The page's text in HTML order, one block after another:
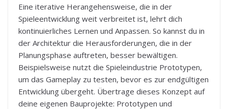
Eine iterative Herangehensweise, die in der
Spieleentwicklung weit verbreitet ist, lehrt dich
kontinuierliches Lernen und Anpassen. So kannst du in
der Architektur die Herausforderungen, die in der
Planungsphase auftreten, besser bewältigen.
Beispielsweise nutzt die Spieleindustrie Prototypen,
um das Gameplay zu testen, bevor es zur endgültigen
Entwicklung übergeht. Übertrage dieses Konzept auf
deine eigenen Bauprojekte: Prototypen und